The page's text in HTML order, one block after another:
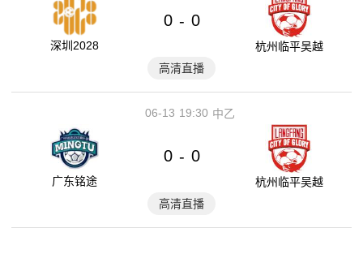
深圳2028
0 - 0
杭州临平吴越
高清直播
19:30
06-13 中乙
广东铭途
0 - 0
杭州临平吴越
高清直播